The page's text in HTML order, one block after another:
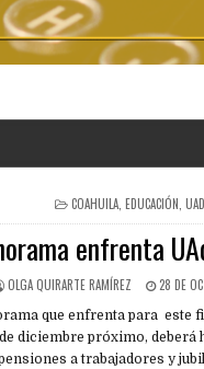
POSTED
IN
COAHUILA, EDUCACIÓN,
enfrenta
OLGA QUIRARTE RAMÍREZ 28 DE
que enfrenta para este
diciembre próximo,
a trabajadores y